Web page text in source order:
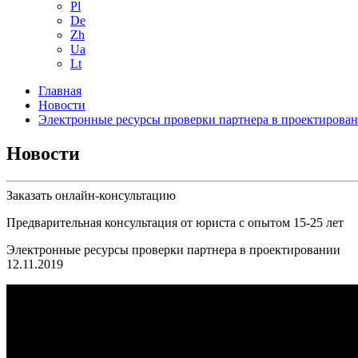
Pl
De
Zh
Ua
Lt
Главная
Новости
Электронные ресурсы проверки партнера в
Новости
Заказать онлайн-консультацию
Предварительная консультация от юриста с опытом 15-25 лет
Электронные ресурсы проверки партнера в проектировании
12.11.2019